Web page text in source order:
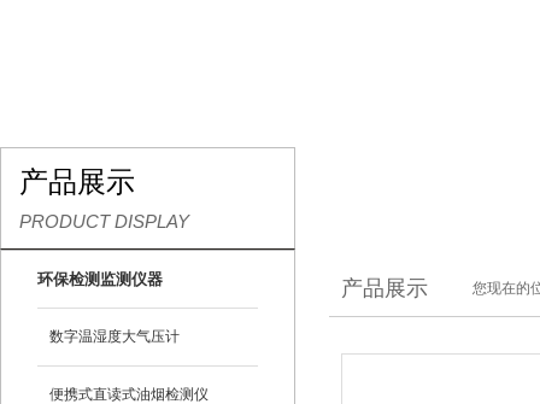
产品展示
PRODUCT DISPLAY
环保检测监测仪器
数字温湿度大气压计
便携式直读式油烟检测仪
产品展示 您现在的